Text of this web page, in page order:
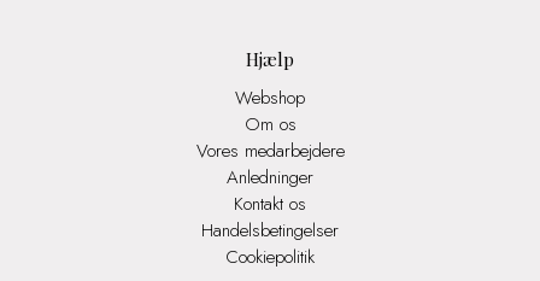
Hjælp
Webshop
Om os
Vores medarbejdere
Anledninger
Kontakt os
Handelsbetingelser
Cookiepolitik